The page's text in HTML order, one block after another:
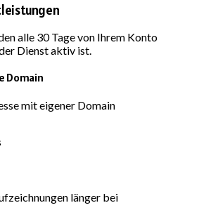
alle 30 Tage von Ihrem Konto
Dienst aktiv ist.
Domain
mit eigener Domain
länger bei